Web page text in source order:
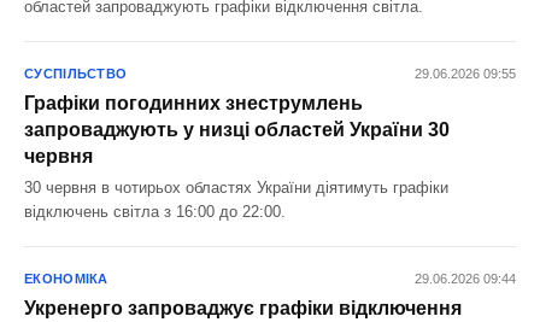
областей запроваджують графіки відключення світла.
СУСПІЛЬСТВО 29.06.2026 09:55
Графіки погодинних знеструмлень
запроваджують у низці областей України 30
червня
30 червня в чотирьох областях України діятимуть графіки
відключень світла з 16:00 до 22:00.
ЕКОНОМІКА 29.06.2026 09:44
Укренерго запроваджує графіки відключення